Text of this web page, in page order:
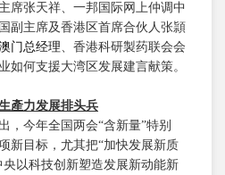
席张天祥、一邦国际网上仲调中
副主席及香港区首席合伙人张頴
门总经理、香港科研製药联会会
如何支援大湾区发展建言献策。
產力发展排头兵
，今年全国两会“含新量”特别
新目标，尤其把“加快发展新质
以科技创新塑造发展新动能新